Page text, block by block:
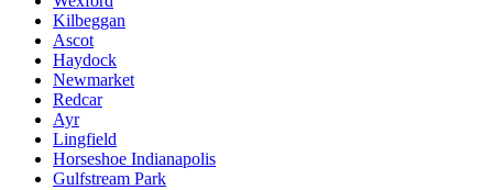
Kilbeggan
Ascot
Haydock
Newmarket
Redcar
Ayr
Lingfield
Horseshoe Indianapolis
Gulfstream Park